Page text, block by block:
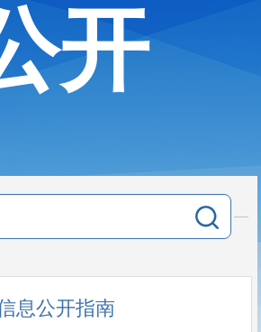
开
息公开指南